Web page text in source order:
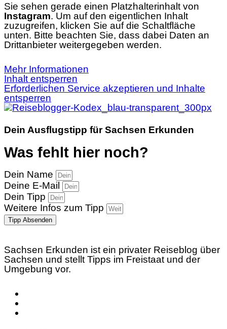
Sie sehen gerade einen Platzhalterinhalt von
Instagram. Um auf den eigentlichen Inhalt
zuzugreifen, klicken Sie auf die Schaltfläche
unten. Bitte beachten Sie, dass dabei Daten an
Drittanbieter weitergegeben werden.
Mehr Informationen
Inhalt entsperren
Erforderlichen Service akzeptieren und Inhalte
entsperren
Dein Ausflugstipp für Sachsen Erkunden
Was fehlt hier noch?
Dein Name
Deine E-Mail
Dein Tipp
Weitere Infos zum Tipp
Tipp Absenden
Sachsen Erkunden ist ein privater Reiseblog über
Sachsen und stellt Tipps im Freistaat und der
Umgebung vor.